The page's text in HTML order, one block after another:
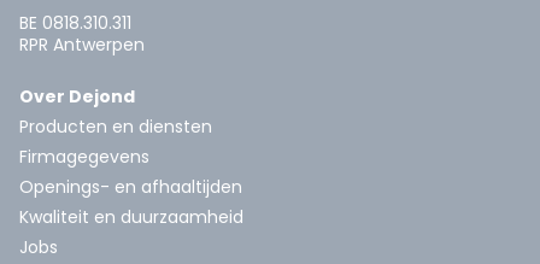
BE 0818.310.311
RPR Antwerpen
Over Dejond
Producten en diensten
Firmagegevens
Openings- en afhaaltijden
Kwaliteit en duurzaamheid
Jobs